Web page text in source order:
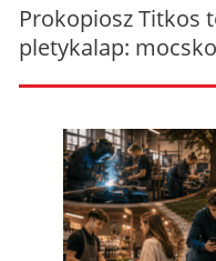
Prokopiosz Titkos
pletykalap: